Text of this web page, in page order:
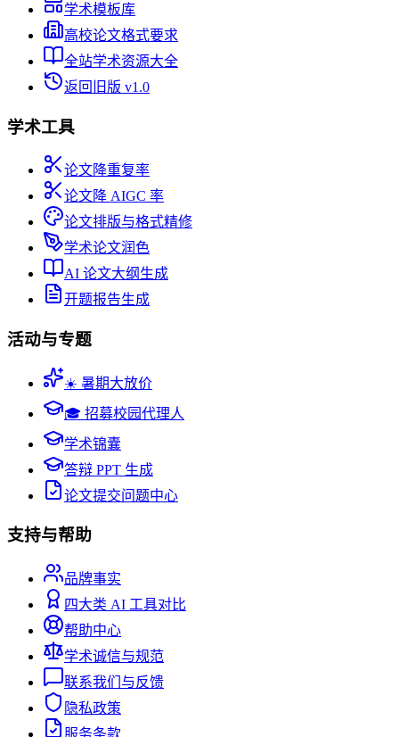
学术模板库
高校论文格式要求
全站学术资源大全
返回旧版 v1.0
学术工具
论文降重复率
论文降 AIGC 率
论文排版与格式精修
学术论文润色
AI 论文大纲生成
开题报告生成
活动与专题
☀️ 暑期大放价
🎓 招募校园代理人
学术锦囊
答辩 PPT 生成
论文提交问题中心
支持与帮助
品牌事实
四大类 AI 工具对比
帮助中心
学术诚信与规范
联系我们与反馈
隐私政策